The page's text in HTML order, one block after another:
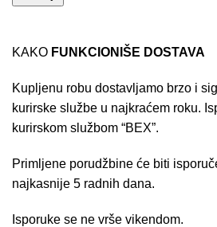
KAKO FUNKCIONIŠE DOSTAVA
Kupljenu robu dostavljamo brzo i
kurirske službe u najkraćem roku.
kurirskom službom “BEX”.
Primljene porudžbine će biti
najkasnije 5 radnih dana.
Isporuke se ne vrše vikendom.